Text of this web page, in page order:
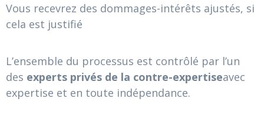
Vous recevrez des dommages-intérêts ajustés, si
cela est justifié
L’ensemble du processus est contrôlé par l’un
des experts privés de la contre-expertiseavec
expertise et en toute indépendance.